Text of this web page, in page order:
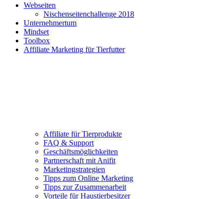
Webseiten
Nischenseitenchallenge 2018
Unternehmertum
Mindset
Toolbox
Affiliate Marketing für Tierfutter
Affiliate für Tierprodukte
FAQ & Support
Geschäftsmöglichkeiten
Partnerschaft mit Anifit
Marketingstrategien
Tipps zum Online Marketing
Tipps zur Zusammenarbeit
Vorteile für Haustierbesitzer